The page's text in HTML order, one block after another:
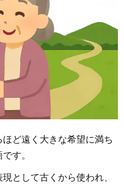
ど遠く大きな希望に満ち
す。
として古くから使われ、